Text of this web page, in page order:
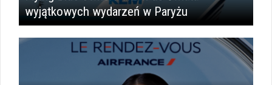
wyjątkowych wydarzeń w Paryżu